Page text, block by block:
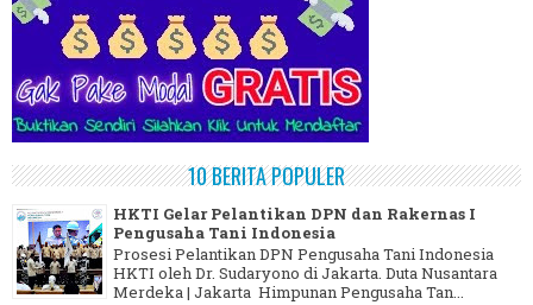
10 BERITA POPULER
HKTI Gelar Pelantikan DPN dan Rakernas I
Pengusaha Tani Indonesia
Prosesi Pelantikan DPN Pengusaha Tani Indonesia
HKTI oleh Dr. Sudaryono di Jakarta. Duta Nusantara
Merdeka | Jakarta Himpunan Pengusaha Tan...